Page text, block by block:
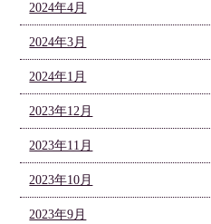
2024年4月
2024年3月
2024年1月
2023年12月
2023年11月
2023年10月
2023年9月